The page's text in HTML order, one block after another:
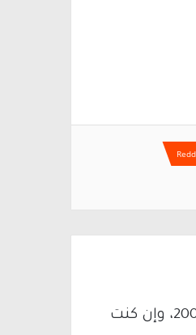
يتم الاستخدام المواد وفقًا للمادة 27 أ من قانون حقوق التأليف والنشر 2007، وإن كنت